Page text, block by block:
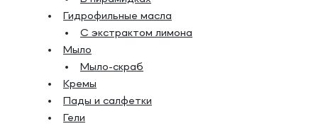
Гидрофильные масла
С экстрактом лимона
Мыло
Мыло-скраб
Кремы
Пады и салфетки
Гели